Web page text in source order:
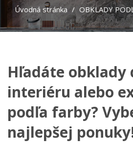
Úvodná stránka OBKLADY
Hľadáte obklady
interiéru alebo
podľa farby?
najlepšej